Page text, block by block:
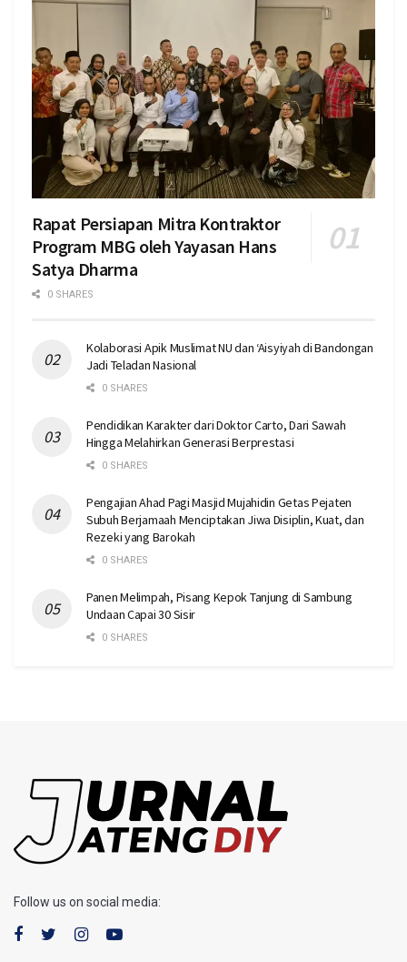
Rapat Persiapan Mitra Kontraktor
Program MBG oleh Yayasan Hans
Satya Dharma
0 SHARES
Kolaborasi Apik Muslimat NU dan ‘Aisyiyah di Bandongan
Jadi Teladan Nasional
0 SHARES
Pendidikan Karakter dari Doktor Carto, Dari Sawah
Hingga Melahirkan Generasi Berprestasi
0 SHARES
Pengajian Ahad Pagi Masjid Mujahidin Getas Pejaten
Subuh Berjamaah Menciptakan Jiwa Disiplin, Kuat, dan
Rezeki yang Barokah
0 SHARES
Panen Melimpah, Pisang Kepok Tanjung di Sambung
Undaan Capai 30 Sisir
0 SHARES
Follow us on social media: